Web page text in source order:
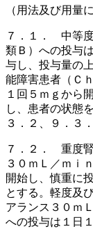
（用法及び用量
７．１． 中等
類Ｂ）への投与
与し、投与量の
能障害患者（Ｃ
１回５ｍｇから
し、患者の状態
３．２、９．３
７．２． 重度
３０ｍＬ／ｍｉ
開始し、慎重に
とする。軽度及
アランス３０ｍ
への投与は１日